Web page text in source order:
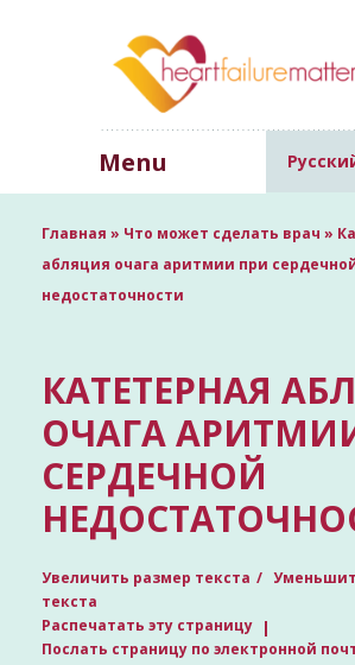
Menu
Главная » Что может сделать врач »
абляция очага аритмии при
недостаточности
КАТЕТЕРНАЯ
ОЧАГА
СЕРДЕЧНОЙ
Увеличить размер текста
текста
Распечатать эту страницу
Послать страницу по электронной